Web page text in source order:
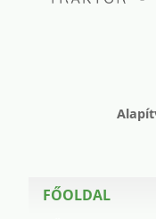
FŐOLDAL